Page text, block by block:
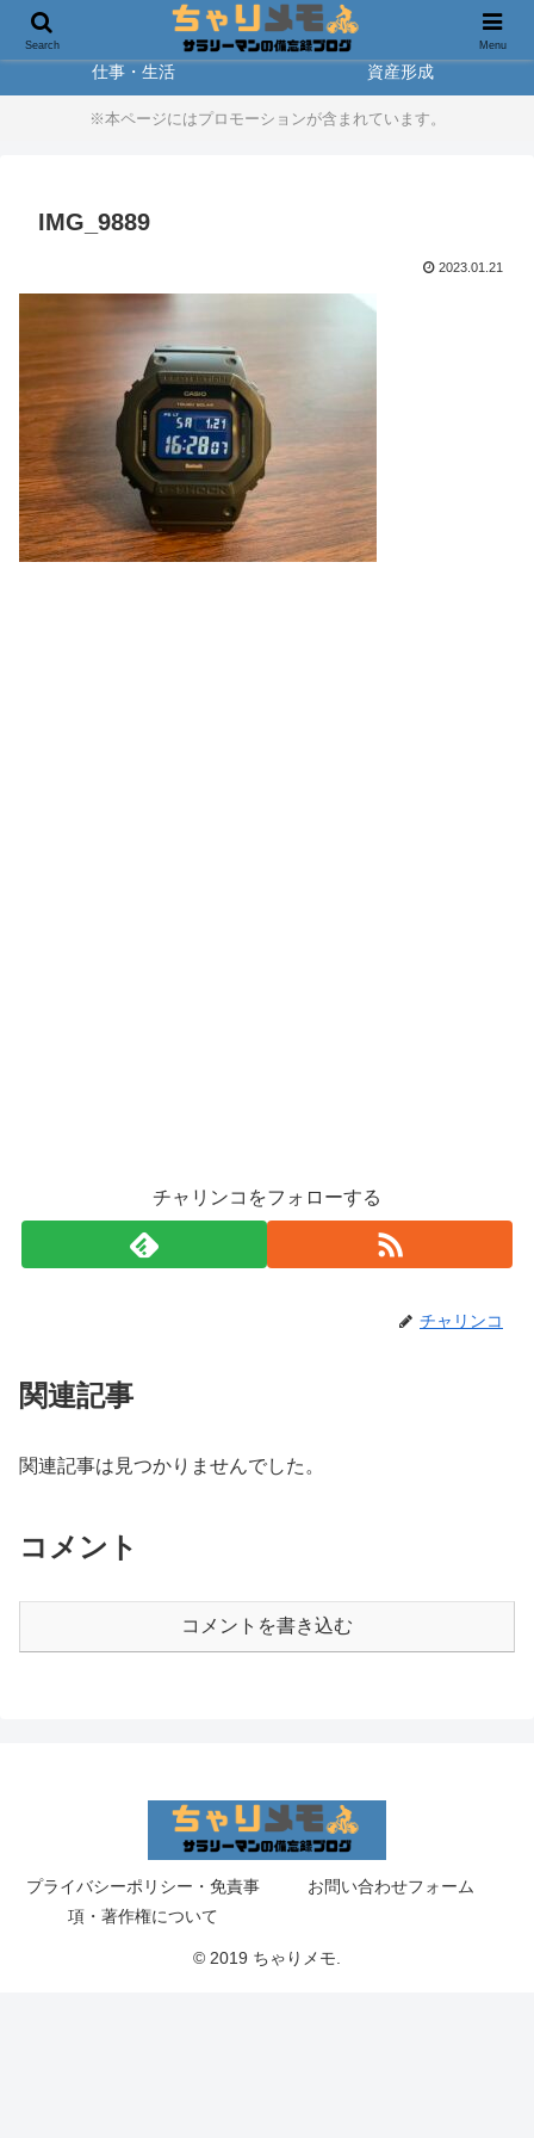
製品レビュー
仕事・生活 資産形成
※本ページにはプロモーションが含まれています。
IMG_9889
2023.01.21
チャリンコをフォローする
チャリンコ
関連記事
関連記事は見つかりませんでした。
コメント
コメントを書き込む
プライバシーポリシー・免責事
項・著作権について
お問い合わせフォーム
© 2019 ちゃりメモ.
Search Menu